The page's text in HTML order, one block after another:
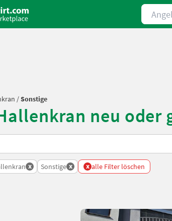
/Sonstige
neu oder
sortiert
x Sonstige x x alle Filter löschen